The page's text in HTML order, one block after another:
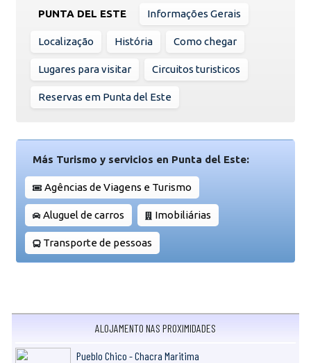
PUNTA DEL ESTE Informações Gerais
Localização História Como chegar
Lugares para visitar Circuitos turisticos
Reservas em Punta del Este
Más Turismo y servicios en Punta del Este:
Agências de Viagens e Turismo
Aluguel de carros Imobiliárias
Transporte de pessoas
ALOJAMENTO NAS PROXIMIDADES
Pueblo Chico - Chacra Maritima